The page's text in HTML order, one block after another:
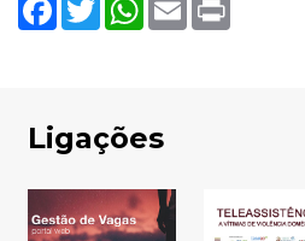
Ligações